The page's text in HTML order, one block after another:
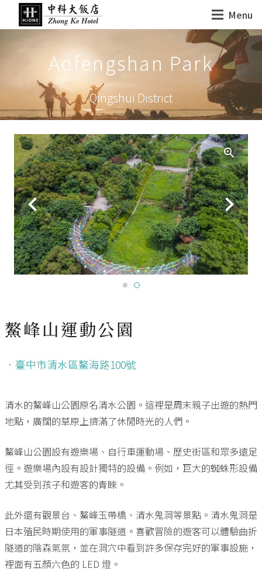
Menu
Aofengshan Park
Qingshui District
鰲峰山運動公園
．臺中市清水區鰲海路100號
清水的鰲峰山公園原名清水公園。這裡是周末親子出遊的熱門
地點，廣闊的草原上擠滿了休閒時光的人們。
鰲峰山公園設有遊樂場、自行車運動場、歷史街區和眾多遠足
徑。遊樂場內設有設計獨特的設備。例如，巨大的蜘蛛形設備
尤其受到孩子和遊客的青睞。
此外還有觀景台、鰲峰玉帶橋、清水鬼洞等景點。清水鬼洞是
日本殖民時期使用的軍事隧道。喜歡冒險的遊客可以體驗曲折
隧道的陰森氣氛，並在洞穴中看到許多保存完好的軍事設施，
裡面有五顏六色的 LED 燈。